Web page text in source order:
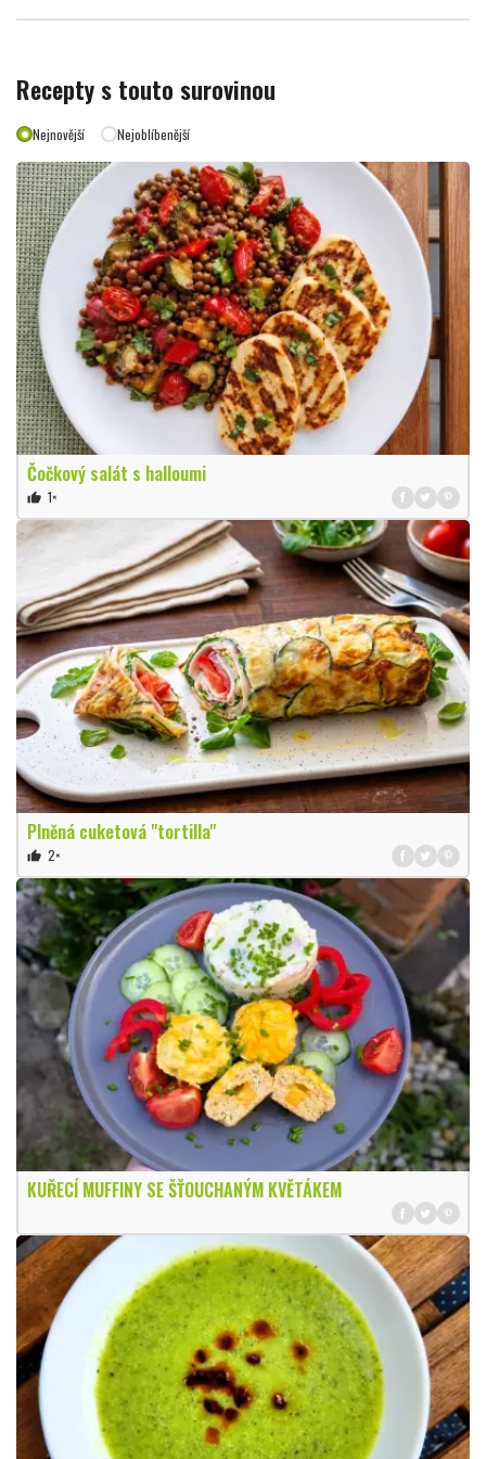
Recepty s touto surovinou
Nejnovější Nejoblíbenější
Čočkový salát s halloumi
thumb_up 1×
Plněná cuketová "tortilla"
thumb_up 2×
KUŘECÍ MUFFINY SE ŠŤOUCHANÝM KVĚTÁKEM